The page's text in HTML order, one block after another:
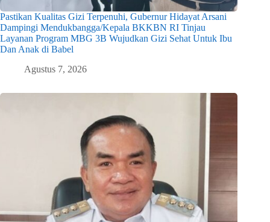
Pastikan Kualitas Gizi Terpenuhi, Gubernur Hidayat Arsani
Dampingi Mendukbangga/Kepala BKKBN RI Tinjau
Layanan Program MBG 3B Wujudkan Gizi Sehat Untuk Ibu
Dan Anak di Babel
Agustus 7, 2026